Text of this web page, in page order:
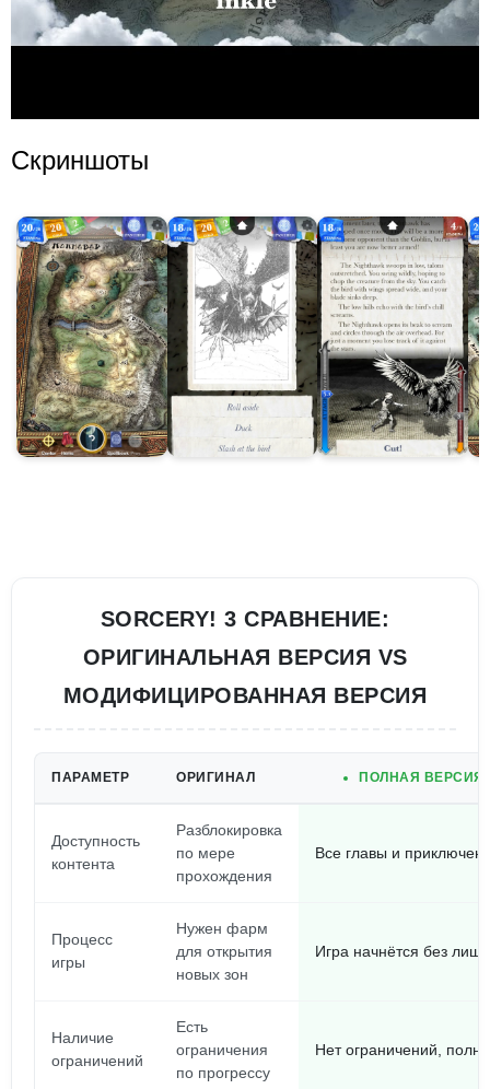
Скриншоты
SORCERY! 3 СРАВНЕНИЕ:
ОРИГИНАЛЬНАЯ ВЕРСИЯ VS
МОДИФИЦИРОВАННАЯ ВЕРСИЯ
ПАРАМЕТР ОРИГИНАЛ ПОЛНАЯ ВЕРСИЯ
Доступность
контента
Разблокировка
по мере
прохождения
Все главы и
Процесс
игры
Нужен фарм
для открытия
новых зон
Игра начнётся без
Наличие
ограничений
Есть
ограничения
по прогрессу
Нет ограничений,